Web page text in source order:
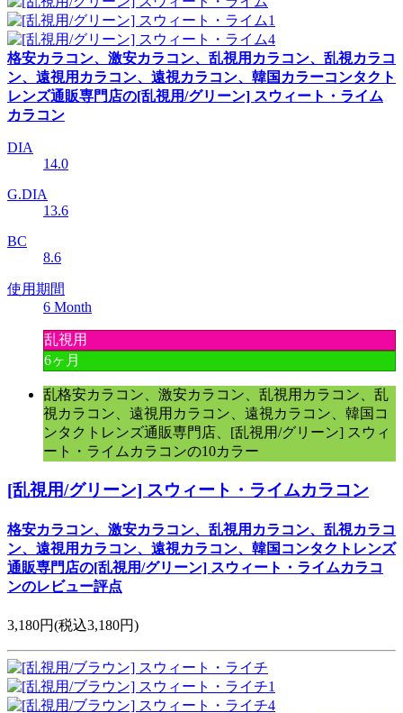
格安カラコン、激安カラコン、乱視用カラコン、乱視カラコ
ン、遠視用カラコン、遠視カラコン、韓国カラーコンタクト
レンズ通販専門店の[乱視用/グリーン] スウィート・ライム
カラコン
DIA
14.0
G.DIA
13.6
BC
8.6
使用期間
6 Month
乱視用
6ヶ月
乱格安カラコン、激安カラコン、乱視用カラコン、乱
視カラコン、遠視用カラコン、遠視カラコン、韓国コ
ンタクトレンズ通販専門店、[乱視用/グリーン] スウィ
ート・ライムカラコンの10カラー
[乱視用/グリーン] スウィート・ライムカラコン
格安カラコン、激安カラコン、乱視用カラコン、乱視カラコ
ン、遠視用カラコン、遠視カラコン、韓国コンタクトレンズ
通販専門店の[乱視用/グリーン] スウィート・ライムカラコ
ンのレビュー評点
3,180円(税込3,180円)